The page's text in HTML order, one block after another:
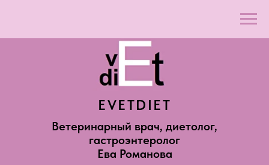
EVETDIET
Ветеринарный врач, диетолог,
гастроэнтеролог
Ева Романова